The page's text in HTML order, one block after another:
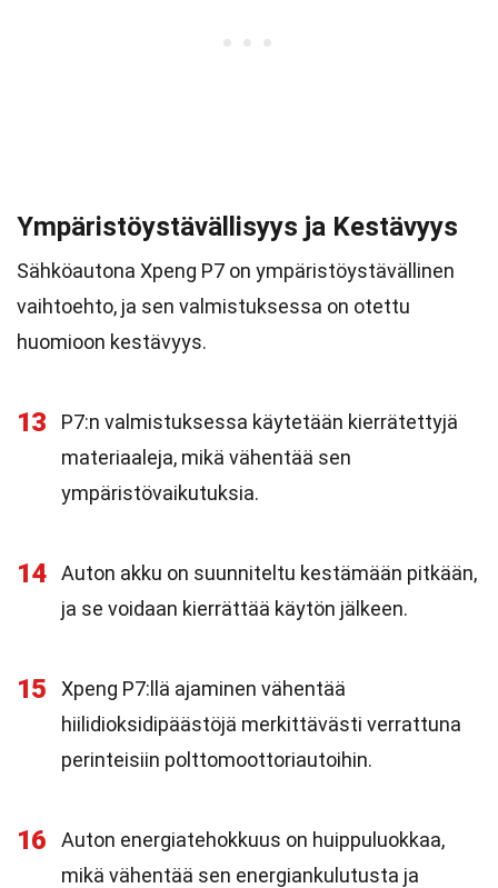
Ympäristöystävällisyys ja Kestävyys
Sähköautona Xpeng P7 on ympäristöystävällinen
vaihtoehto, ja sen valmistuksessa on otettu
huomioon kestävyys.
13
P7:n valmistuksessa käytetään kierrätettyjä
materiaaleja, mikä vähentää sen
ympäristövaikutuksia.
14
Auton akku on suunniteltu kestämään pitkään,
ja se voidaan kierrättää käytön jälkeen.
15
Xpeng P7:llä ajaminen vähentää
hiilidioksidipäästöjä merkittävästi verrattuna
perinteisiin polttomoottoriautoihin.
16
Auton energiatehokkuus on huippuluokkaa,
mikä vähentää sen energiankulutusta ja